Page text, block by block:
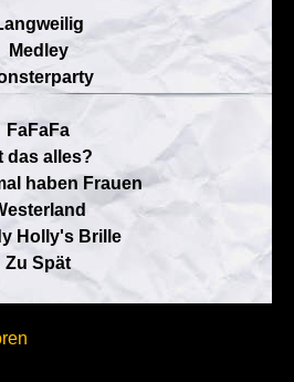
Medley
FaFaFa
das alles?
haben Frauen
Holly's Brille
Zu Spät